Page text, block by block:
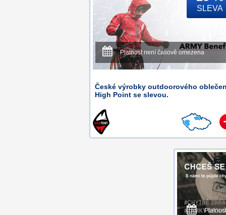
SLEVA
Platnost není časově omezena
České výrobky outdoorového
High Point se slevou.